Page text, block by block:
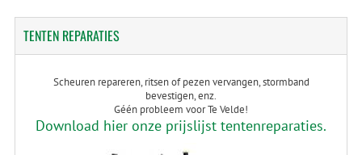
TENTENREPARATIES
Scheuren repareren, ritsen of pezen vervangen, stormband
bevestigen, enz.
Géén probleem voor Te Velde!
Download hier onze prijslijst tentenreparaties.